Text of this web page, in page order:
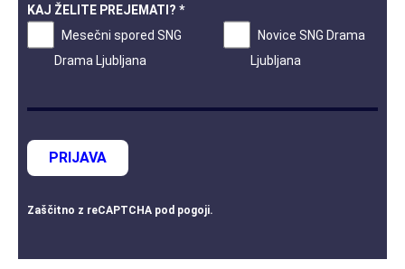
KAJ ŽELITE PREJEMATI? *
Mesečni spored SNG
Drama Ljubljana
Novice SNG Drama
Ljubljana
PRIJAVA
Zaščitno z reCAPTCHA pod pogoji.